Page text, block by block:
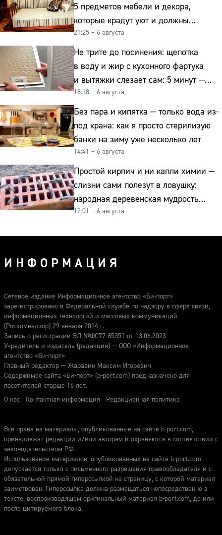
5 предметов мебели и декора,
которые крадут уют и должны
отправиться на свалку прямо сейчас
21:25 – 6 августа
Не трите до посинения: щепотка
в воду и жир с кухонного фартука
и вытяжки слезает сам: 5 минут —
и сверкает как новая
18:18 – 6 августа
Без пара и кипятка — только вода из-
под крана: как я просто стерилизую
банки на зиму уже несколько лет
14:41 – 6 августа
Простой кирпич и ни капли химии —
слизни сами полезут в ловушку:
народная деревенская мудрость
реально работает
12:01 – 6 августа
ИНФОРМАЦИЯ
Сетевое издание Информационное агентство «Би-порт»
зарегистрировано в Федеральной службе по надзору в сфере связи,
информационных технологий и массовых коммуникаций
(Роскомнадзор) 29 января 2014 г.
Запись о регистрации ЭЛ №ФС77-85351 от 13.06.2023
Учредитель и издатель (редакция) — ООО «Информационное
агентство «Би-порт»
Главный редактор — Жаравин Максим Игоревич
Содержимое сайта «Би-порт» (b-port.com) предназначено для
посетителей старше 16 лет.
О нас
Контактная информация Редакционная политика
Все права на материалы, опубликованные на сайте b-port.com,
принадлежат редакции и/или авторам и охраняются в соответствии с
законодательством РФ.
Использование материалов, опубликованных на сайте b-port.com
допускается только с письменного разрешения правообладателя и с
обязательной прямой гиперссылкой на страницу, с которой материал
заимствован. Гиперссылка должна размещаться непосредственно в
тексте, воспроизводящем оригинальный материал b-port.com, до или
после цитируемого блока.